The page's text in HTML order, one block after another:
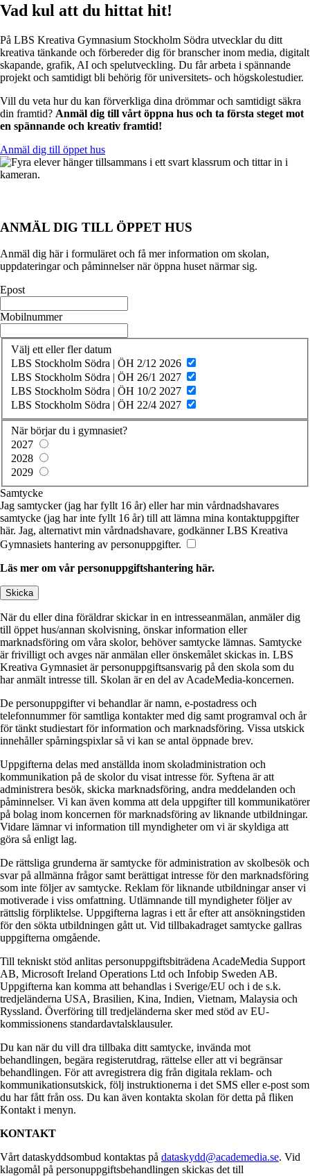
Vad kul att du hittat hit!
På LBS Kreativa Gymnasium Stockholm Södra utvecklar du ditt
kreativa tänkande och förbereder dig för branscher inom media, digitalt
skapande, grafik, AI och spelutveckling. Du får arbeta i spännande
projekt och samtidigt bli behörig för universitets- och högskolestudier.
Vill du veta hur du kan förverkliga dina drömmar och samtidigt säkra
din framtid? Anmäl dig till vårt öppna hus och ta första steget mot
en spännande och kreativ framtid!
Anmäl dig till öppet hus
ANMÄL DIG TILL ÖPPET HUS
Anmäl dig här i formuläret och få mer information om skolan,
uppdateringar och påminnelser när öppna huset närmar sig.
Epost
Mobilnummer
Välj ett eller fler datum
LBS Stockholm Södra | ÖH 2/12 2026
LBS Stockholm Södra | ÖH 26/1 2027
LBS Stockholm Södra | ÖH 10/2 2027
LBS Stockholm Södra | ÖH 22/4 2027
När börjar du i gymnasiet?
2027
2028
2029
Samtycke
Jag samtycker (jag har fyllt 16 år) eller har min vårdnadshavares
samtycke (jag har inte fyllt 16 år) till att lämna mina kontaktuppgifter
här. Jag, alternativt min vårdnadshavare, godkänner LBS Kreativa
Gymnasiets hantering av personuppgifter.
Läs mer om vår personuppgiftshantering här.
Skicka
När du eller dina föräldrar skickar in en intresseanmälan, anmäler dig
till öppet hus/annan skolvisning, önskar information eller
marknadsföring om våra skolor, behöver samtycke lämnas. Samtycke
är frivilligt och avges när anmälan eller önskemålet skickas in. LBS
Kreativa Gymnasiet är personuppgiftsansvarig på den skola som du
har anmält intresse till. Skolan är en del av AcadeMedia-koncernen.
De personuppgifter vi behandlar är namn, e-postadress och
telefonnummer för samtliga kontakter med dig samt programval och år
för tänkt studiestart för information och marknadsföring. Vissa utskick
innehåller spårningspixlar så vi kan se antal öppnade brev.
Uppgifterna delas med anställda inom skoladministration och
kommunikation på de skolor du visat intresse för. Syftena är att
administrera besök, skicka marknadsföring, andra meddelanden och
påminnelser. Vi kan även komma att dela uppgifter till kommunikatörer
på bolag inom koncernen för marknadsföring av liknande utbildningar.
Vidare lämnar vi information till myndigheter om vi är skyldiga att
göra så enligt lag.
De rättsliga grunderna är samtycke för administration av skolbesök och
svar på allmänna frågor samt berättigat intresse för den marknadsföring
som inte följer av samtycke. Reklam för liknande utbildningar anser vi
motiverade i viss omfattning. Utlämnande till myndigheter följer av
rättslig förpliktelse. Uppgifterna lagras i ett år efter att ansökningstiden
för den sökta utbildningen gått ut. Vid tillbakadraget samtycke gallras
uppgifterna omgående.
Till tekniskt stöd anlitas personuppgiftsbiträdena AcadeMedia Support
AB, Microsoft Ireland Operations Ltd och Infobip Sweden AB.
Uppgifterna kan komma att behandlas i Sverige/EU och i de s.k.
tredjeländerna USA, Brasilien, Kina, Indien, Vietnam, Malaysia och
Ryssland. Överföring till tredjeländerna sker med stöd av EU-
kommissionens standardavtalsklausuler.
Du kan när du vill dra tillbaka ditt samtycke, invända mot
behandlingen, begära registerutdrag, rättelse eller att vi begränsar
behandlingen. För att avregistrera dig från digitala reklam- och
kommunikationsutskick, följ instruktionerna i det SMS eller e-post som
du har fått från oss. Du kan även kontakta skolan för detta på fliken
Kontakt i menyn.
KONTAKT
Vårt dataskyddsombud kontaktas på dataskydd@academedia.se. Vid
klagomål på personuppgiftsbehandlingen skickas det till